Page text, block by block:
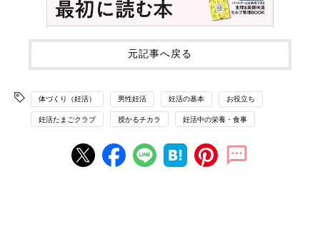
元記事へ戻る
体づくり（妊活） 男性妊活 妊活の基本 お役立ち
妊活たまごクラブ 授かるチカラ 妊活中の栄養・食事